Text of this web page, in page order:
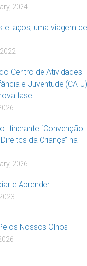
2024
e laços, uma viagem de
Centro de Atividades
e Juventude (CAIJ)
fase
Itinerante “Convenção
da Criança” na
2026
e Aprender
Nossos Olhos